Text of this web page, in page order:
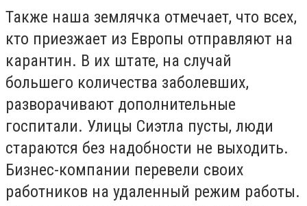
Также наша землячка отмечает, что всех,
кто приезжает из Европы отправляют на
карантин. В их штате, на случай
большего количества заболевших,
разворачивают дополнительные
госпитали. Улицы Сиэтла пусты, люди
стараются без надобности не выходить.
Бизнес-компании перевели своих
работников на удаленный режим работы.